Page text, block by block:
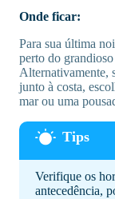
Onde ficar:
Para sua última
perto do
Alternativamente,
junto à costa,
mar ou uma
Verifique os
antecedência,